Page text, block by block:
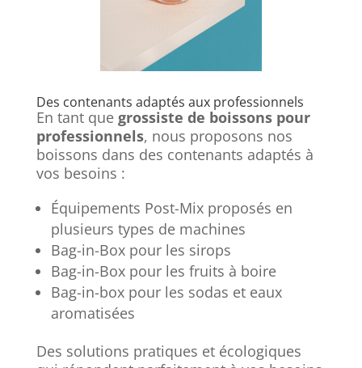
Des contenants adaptés aux professionnels
En tant que grossiste de boissons pour
professionnels, nous proposons nos
boissons dans des contenants adaptés à
vos besoins :
Équipements Post-Mix proposés en
plusieurs types de machines
Bag-in-Box pour les sirops
Bag-in-Box pour les fruits à boire
Bag-in-box pour les sodas et eaux
aromatisées
Des solutions pratiques et écologiques